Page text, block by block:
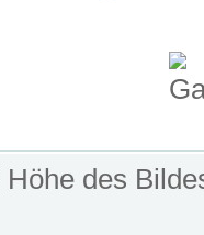
Höhe des